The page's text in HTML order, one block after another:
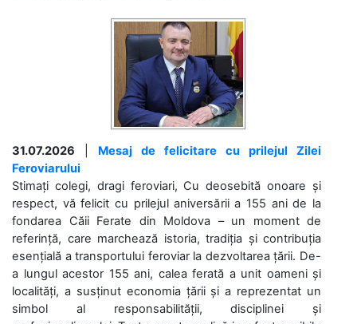
31.07.2026
Mesaj de felicitare cu prilejul Zilei
Feroviarului
Stimați colegi, dragi feroviari, Cu deosebită onoare și
respect, vă felicit cu prilejul aniversării a 155 ani de la
fondarea Căii Ferate din Moldova – un moment de
referință, care marchează istoria, tradiția și contribuția
esențială a transportului feroviar la dezvoltarea țării. De-
a lungul acestor 155 ani, calea ferată a unit oameni și
localități, a susținut economia țării și a reprezentat un
simbol al responsabilității, disciplinei și